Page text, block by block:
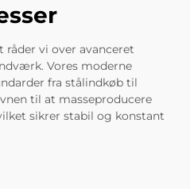
råder vi over avanceret
Vores moderne
fra stålindkøb til
til at masseproducere
sikrer stabil og konstant